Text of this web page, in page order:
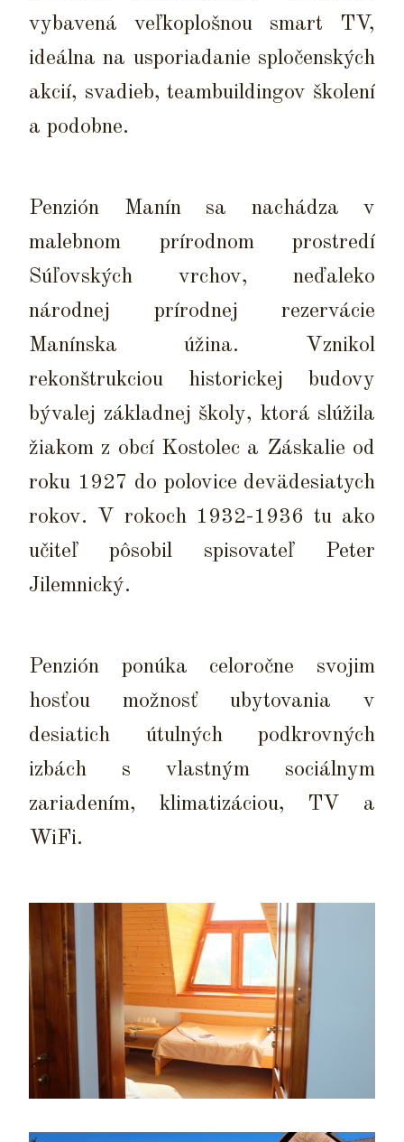
vybavená veľkoplošnou smart TV,
ideálna na usporiadanie spločenských
akcií, svadieb, teambuildingov školení
a podobne.
Penzión Manín sa nachádza v
malebnom prírodnom prostredí
Súľovských vrchov, neďaleko
národnej prírodnej rezervácie
Manínska úžina. Vznikol
rekonštrukciou historickej budovy
bývalej základnej školy, ktorá slúžila
žiakom z obcí Kostolec a Záskalie od
roku 1927 do polovice devädesiatych
rokov. V rokoch 1932-1936 tu ako
učiteľ pôsobil spisovateľ Peter
Jilemnický.
Penzión ponúka celoročne svojim
hosťou možnosť ubytovania v
desiatich útulných podkrovných
izbách s vlastným sociálnym
zariadením, klimatizáciou, TV a
WiFi.